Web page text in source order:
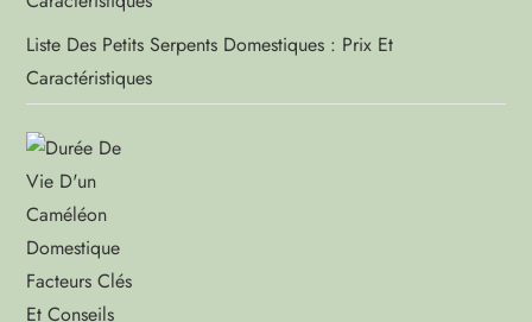
Liste Des Petits Serpents Domestiques : Prix Et
Caractéristiques